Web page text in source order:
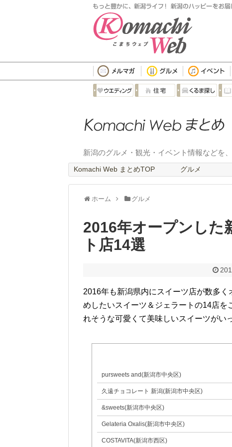
新潟のグルメ・観光・イベント情報などを
Komachi Web まとめTOP グルメ
ホーム グルメ
2016年オープンした
ト店14選
2016年も新潟県内にスイーツ店が数多
めしたいスイーツ＆ジェラートの14店
れそうな可愛くて美味しいスイーツがい
pursweets and(新潟市中央区)
久遠チョコレート 新潟(新潟市中央区)
&sweets(新潟市中央区)
Gelateria Oxalis(新潟市中央区)
COSTAVITA(新潟市西区)